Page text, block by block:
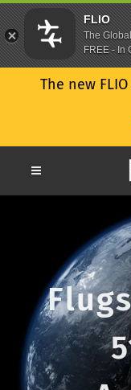
The new
FLIO
The
FREE - In